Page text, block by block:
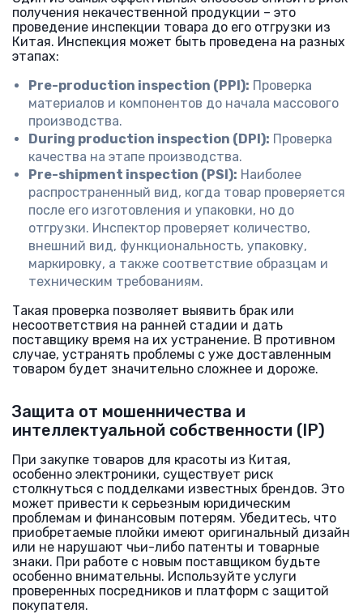
получения некачественной продукции – это
проведение инспекции товара до его отгрузки из
Китая. Инспекция может быть проведена на разных
этапах:
Pre-production inspection (PPI): Проверка
материалов и компонентов до начала массового
производства.
During production inspection (DPI): Проверка
качества на этапе производства.
Pre-shipment inspection (PSI): Наиболее
распространенный вид, когда товар проверяется
после его изготовления и упаковки, но до
отгрузки. Инспектор проверяет количество,
внешний вид, функциональность, упаковку,
маркировку, а также соответствие образцам и
техническим требованиям.
Такая проверка позволяет выявить брак или
несоответствия на ранней стадии и дать
поставщику время на их устранение. В противном
случае, устранять проблемы с уже доставленным
товаром будет значительно сложнее и дороже.
Защита от мошенничества и
интеллектуальной собственности (IP)
При закупке товаров для красоты из Китая,
особенно электроники, существует риск
столкнуться с подделками известных брендов. Это
может привести к серьезным юридическим
проблемам и финансовым потерям. Убедитесь, что
приобретаемые плойки имеют оригинальный дизайн
или не нарушают чьи-либо патенты и товарные
знаки. При работе с новым поставщиком будьте
особенно внимательны. Используйте услуги
проверенных посредников и платформ с защитой
покупателя.